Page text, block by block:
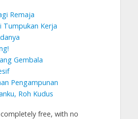
Remaja
Tumpukan Kerja
Gembala
Pengampunan
Roh Kudus
free, with no